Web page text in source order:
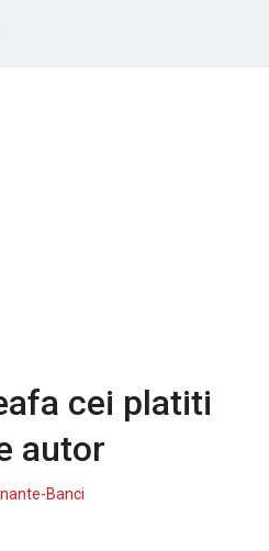
cei platiti
autor
Banci